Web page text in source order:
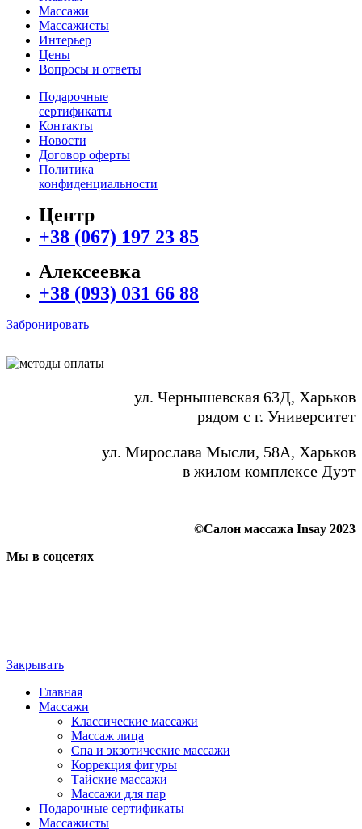
Массажи
Массажисты
Интерьер
Цены
Вопросы и ответы
Подарочные
сертификаты
Контакты
Новости
Договор оферты
Политика
конфиденциальности
Центр
+38 (067) 197 23 85
Алексеевка
+38 (093) 031 66 88
Забронировать
ул. Чернышевская 63Д, Харьков
рядом с г. Университет
ул. Мирослава Мысли, 58А, Харьков
в жилом комплексе Дуэт
©Салон массажа Insay 2023
Мы в соцсетях
Закрывать
Главная
Массажи
Классические массажи
Массаж лица
Спа и экзотические массажи
Коррекция фигуры
Тайские массажи
Массажи для пар
Подарочные сертификаты
Массажисты